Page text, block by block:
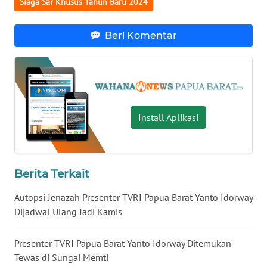
Beri Komentar
Install Aplikasi
Berita Terkait
Autopsi Jenazah Presenter TVRI Papua Barat Yanto Idorway
Dijadwal Ulang Jadi Kamis
Presenter TVRI Papua Barat Yanto Idorway Ditemukan
Tewas di Sungai Memti
WN
WN
JOGJA
WN
JATIM
WN
BALI
WN
KALBAR
WN
KALTENG